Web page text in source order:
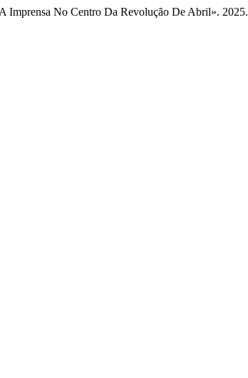
Imprensa No Centro Da Revolução De Abril». 2025.